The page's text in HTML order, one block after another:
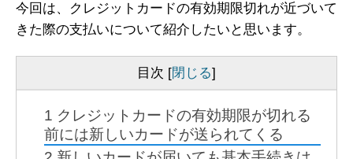
今回は、クレジットカードの有効期限切れが近づいて
きた際の支払いについて紹介したいと思います。
目次 [閉じる]
1 クレジットカードの有効期限が切れる
前には新しいカードが送られてくる